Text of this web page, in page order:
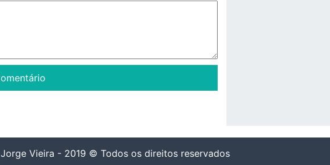
Jorge Vieira - 2019 © Todos os direitos reservados